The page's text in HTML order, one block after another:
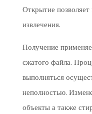
Открытие
извлечения.
Получение
сжатого файла.
выполняться
неполностью.
объекты а также